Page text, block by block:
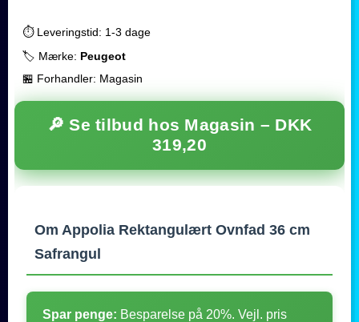
⏱️ Leveringstid: 1-3 dage
🏷️ Mærke: Peugeot
🏪 Forhandler: Magasin
🔎 Se tilbud hos Magasin – DKK
319,20
Om Appolia Rektangulært Ovnfad 36 cm
Safrangul
Spar penge: Besparelse på 20%. Vejl. pris